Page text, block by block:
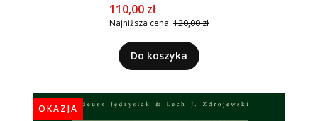
Cena promocyjna
110,00 zł
Najniższa cena: 120,00 zł
Do koszyka
OKAZJA